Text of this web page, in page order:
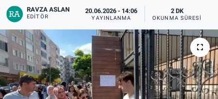
RAVZA ASLAN
EDITÖR
20.06.2026 - 14:06
YAYINLANMA
2 DK
OKUNMA SÜRESI
Bursaspor
Gündem
Sağlık
Eğitim
Son Dakika Haberleri
Haber Arşivi